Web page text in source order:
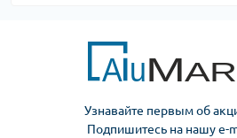
Узнавайте первым об
Подпишитесь на нашу e-